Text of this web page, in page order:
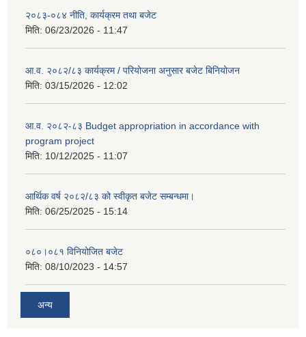
२०८३-०८४ नीति, कार्यक्रम तथा बजेट
मिति: 06/23/2026 - 11:47
आ.व. २०८२/८३ कार्यक्रम / परियोजना अनुसार बजेट बिनियोजन
मिति: 03/15/2026 - 12:02
आ.व. २०८२-८३ Budget appropriation in accordance with
program project
मिति: 10/12/2025 - 11:07
आर्थिक वर्ष २०८२/८३ को स्वीकृत बजेट सम्बन्धमा।
मिति: 06/25/2025 - 15:14
०८०।०८१ विनियोजित बजेट
मिति: 08/10/2023 - 14:57
अन्य